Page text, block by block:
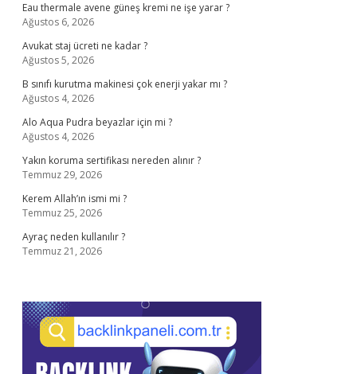
Eau thermale avene güneş kremi ne işe yarar ?
Ağustos 6, 2026
Avukat staj ücreti ne kadar ?
Ağustos 5, 2026
B sınıfı kurutma makinesi çok enerji yakar mı ?
Ağustos 4, 2026
Alo Aqua Pudra beyazlar için mi ?
Ağustos 4, 2026
Yakın koruma sertifikası nereden alınır ?
Temmuz 29, 2026
Kerem Allah’ın ismi mi ?
Temmuz 25, 2026
Ayraç neden kullanılır ?
Temmuz 21, 2026